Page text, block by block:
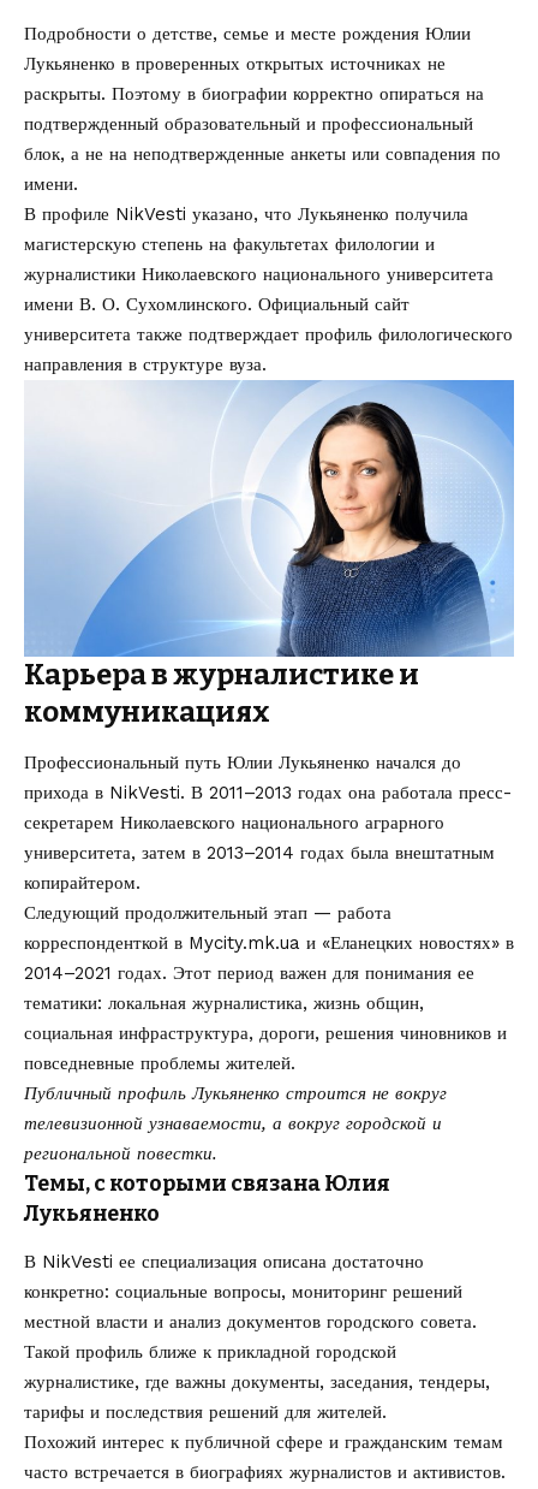
Подробности о детстве, семье и месте рождения Юлии
Лукьяненко в проверенных открытых источниках не
раскрыты. Поэтому в биографии корректно опираться на
подтвержденный образовательный и профессиональный
блок, а не на неподтвержденные анкеты или совпадения по
имени.
В профиле NikVesti указано, что Лукьяненко получила
магистерскую степень на факультетах филологии и
журналистики Николаевского национального университета
имени В. О. Сухомлинского. Официальный сайт
университета также подтверждает профиль филологического
направления в структуре вуза.
Карьера в журналистике и
коммуникациях
Профессиональный путь Юлии Лукьяненко начался до
прихода в NikVesti. В 2011–2013 годах она работала пресс-
секретарем Николаевского национального аграрного
университета, затем в 2013–2014 годах была внештатным
копирайтером.
Следующий продолжительный этап — работа
корреспонденткой в Mycity.mk.ua и «Еланецких новостях» в
2014–2021 годах. Этот период важен для понимания ее
тематики: локальная журналистика, жизнь общин,
социальная инфраструктура, дороги, решения чиновников и
повседневные проблемы жителей.
Публичный профиль Лукьяненко строится не вокруг
телевизионной узнаваемости, а вокруг городской и
региональной повестки.
Темы, с которыми связана Юлия
Лукьяненко
В NikVesti ее специализация описана достаточно
конкретно: социальные вопросы, мониторинг решений
местной власти и анализ документов городского совета.
Такой профиль ближе к прикладной городской
журналистике, где важны документы, заседания, тендеры,
тарифы и последствия решений для жителей.
Похожий интерес к публичной сфере и гражданским темам
часто встречается в биографиях журналистов и активистов.